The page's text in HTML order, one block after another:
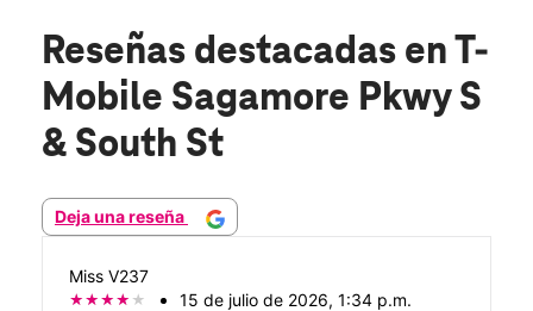
Reseñas destacadas en T-
Mobile Sagamore Pkwy S
& South St
Deja una reseña
Miss V237
15 de julio de 2026, 1:34 p.m.